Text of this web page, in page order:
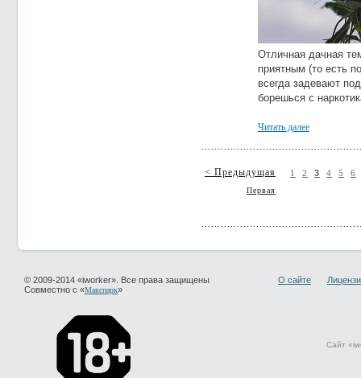
Отличная дачная
приятным (то есть
всегда задевают
борешься с
Читать далее
< Предыдущая
Первая
1 2 3 4 5 6
© 2009-2014 «iworker». Все права защищены
Совместно с «Макспарк»
О сайте
Сайт